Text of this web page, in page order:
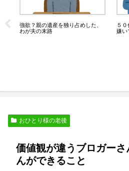
強欲？親の遺産を独り占めした、
わが夫の末路
５
嫌い
おひとり様の老後
価値観が違うブロガー
んができること